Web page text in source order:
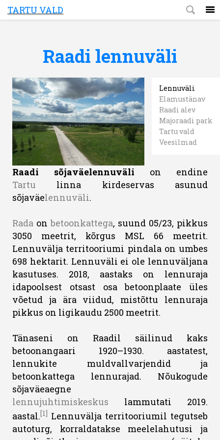
TARTU VALD
Raadi lennuväli
Lennuväli
Elamustänav
Raadi alev
Majoraadi park
Tartu vald
Veesilmad
Raadi sõjaväelennuväli on endine
Tartu linna kirdeservas asunud
sõjaväelennuväli.
Rada onbetoonkattega, suund 05/23, pikkus
3050 meetrit, kõrgus MSL 66 meetrit.
Lennuvälja territooriumi pindala on umbes
698 hektarit. Lennuväli ei ole lennuväljana
kasutuses. 2018, aastaks on lennuraja
idapoolsest otsast osa betoonplaate üles
võetud ja ära viidud, mistõttu lennuraja
pikkus on ligikaudu 2500 meetrit.
Tänaseni on Raadil säilinud kaks
betoonangaari 1920–1930. aastatest,
lennukite muldvallvarjendid ja
betoonkattega lennurajad. Nõukogude
sõjaväeaegne
lennujuhtimiskeskus lammutati 2019.
aastal.[1] Lennuvälja territooriumil tegutseb
autoturg, korraldatakse meelelahutusi ja